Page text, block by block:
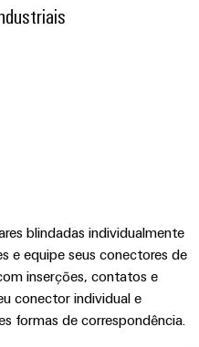
blindadas individualmente
e equipe seus conectores de
inserções, contatos e
conector individual e
formas de correspondência.